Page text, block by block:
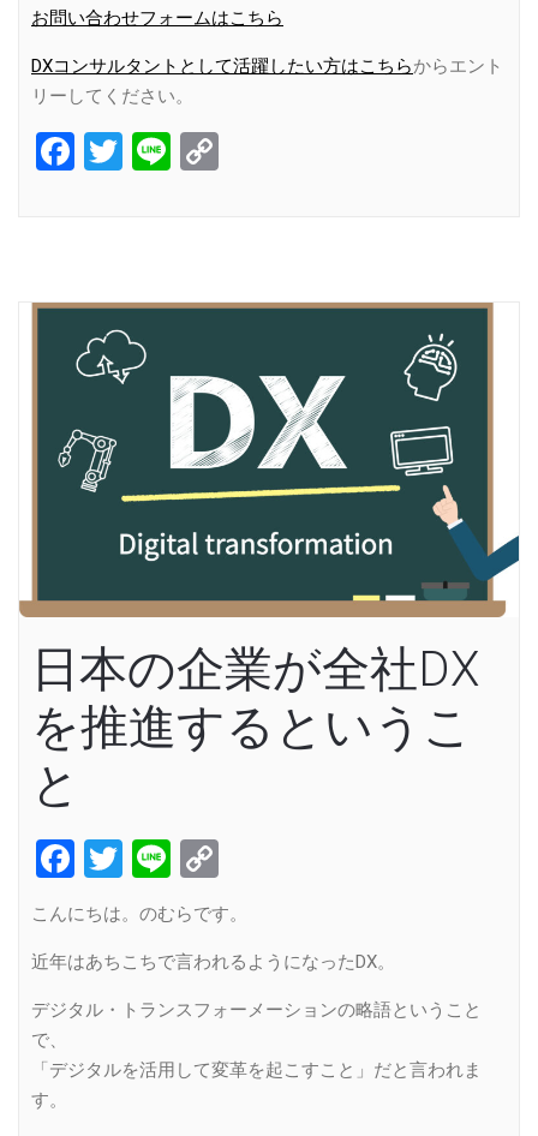
お問い合わせフォームはこちら
DXコンサルタントとして活躍したい方はこちらからエント
リーしてください。
Facebook
Twitter
Line
日本の企業が全社DX
を推進するというこ
と
Facebook
Twitter
Line
Link
こんにちは。のむらです。
近年はあちこちで言われるようになったDX。
デジタル・トランスフォーメーションの略語ということ
で、
「デジタルを活用して変革を起こすこと」だと言われま
す。